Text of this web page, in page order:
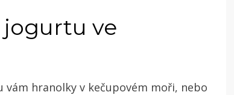
jogurtu ve
vám hranolky v kečupovém moři, nebo